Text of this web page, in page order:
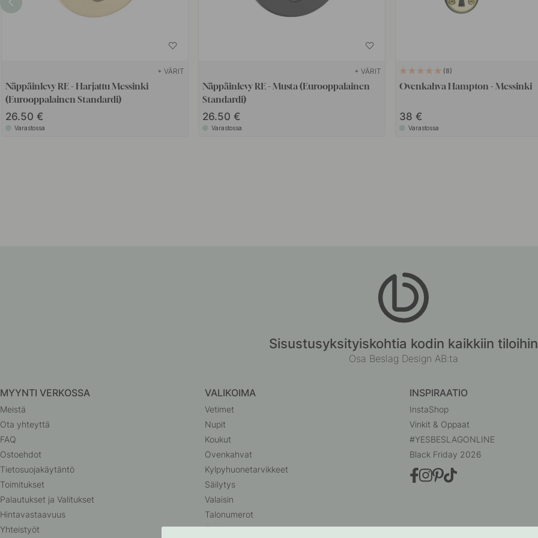
+ VÄRIT
Näppäinlevy RE - Harjattu Messinki
(Eurooppalainen Standardi)
26.50
Varastossa
+ VÄRIT
Näppäinlevy RE - Musta (Eurooppalainen
Standardi)
26.50
Varastossa
8
Ovenkahva Hampton - Messinki
38
Varastossa
Sisustusyksityiskohtia kodin kaikkiin tiloihin
Osa Beslag Design AB:ta
MYYNTI VERKOSSA
Meistä
Ota yhteyttä
FAQ
Ostoehdot
Tietosuojakäytäntö
Toimitukset
Palautukset ja Valitukset
Hintavastaavuus
Yhteistyöt
VALIKOIMA
Vetimet
Nupit
Koukut
Ovenkahvat
Kylpyhuonetarvikkeet
Säilytys
Valaisin
Talonumerot
Outlet
INSPIRAATIO
InstaShop
Vinkit & Oppaat
#YESBESLAGONLINE
Black Friday 2026